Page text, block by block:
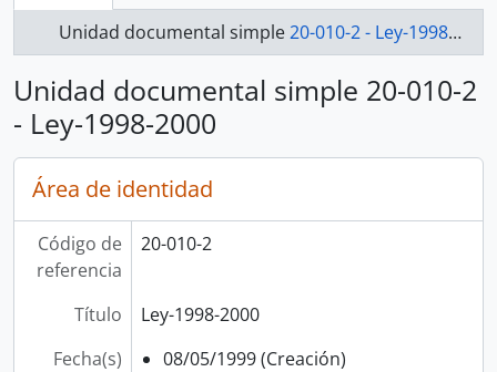
Unidad documental simple20-010-2 - Ley-1998-2000
Unidad documental simple 20-010-2
- Ley-1998-2000
Área de identidad
Código de
referencia
20-010-2
Título
Ley-1998-2000
Fecha(s)
08/05/1999 (Creación)